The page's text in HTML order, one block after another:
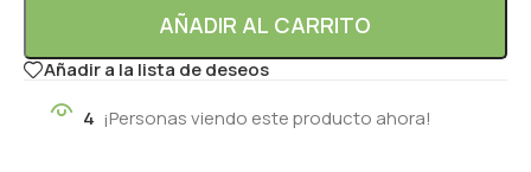
AÑADIR AL CARRITO
Añadir a la lista de deseos
4 ¡Personas viendo este producto ahora!